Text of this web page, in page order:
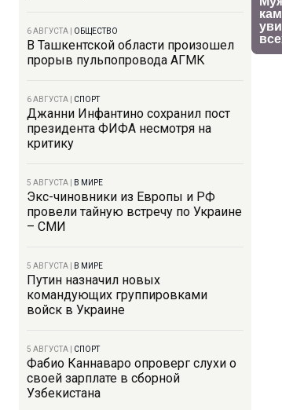
6 АВГУСТА ОБЩЕСТВО
В Ташкентской области произошел
прорыв пульпопровода АГМК
6 АВГУСТА СПОРТ
Джанни Инфантино сохранил пост
президента ФИФА несмотря на
критику
5 АВГУСТА В МИРЕ
Экс-чиновники из Европы и РФ
провели тайную встречу по Украине
– СМИ
5 АВГУСТА В МИРЕ
Путин назначил новых
командующих группировками
войск в Украине
5 АВГУСТА СПОРТ
Фабио Каннаваро опроверг слухи о
своей зарплате в сборной
Узбекистана